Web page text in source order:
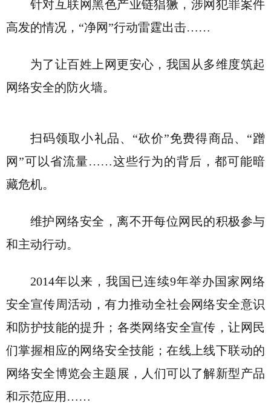
针对互联网黑色产业链猖獗，涉网犯罪案件
高发的情况，“净网”行动雷霆出击……
为了让百姓上网更安心，我国从多维度筑起
网络安全的防火墙。
扫码领取小礼品、“砍价”免费得商品、“蹭
网”可以省流量……这些行为的背后，都可能暗
藏危机。
维护网络安全，离不开每位网民的积极参与
和主动行动。
2014年以来，我国已连续9年举办国家网络
安全宣传周活动，有力推动全社会网络安全意识
和防护技能的提升；各类网络安全宣传，让网民
们掌握相应的网络安全技能；在线上线下联动的
网络安全博览会主题展，人们可以了解新型产品
和示范应用……